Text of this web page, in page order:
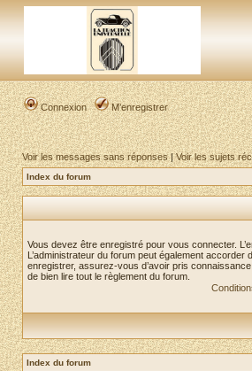
Connexion M’enregistrer
Voir les messages sans réponses|Voir les sujets
Index du forum
Vous devez être enregistré pour vous connecter.
L’administrateur du forum peut également
enregistrer, assurez-vous d’avoir pris
de bien lire tout le règlement du forum.
Index du forum